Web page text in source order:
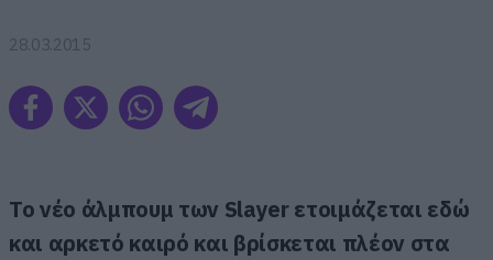
28.03.2015
Το νέο άλμπουμ των Slayer ετοιμάζεται εδώ
και αρκετό καιρό και βρίσκεται πλέον στα